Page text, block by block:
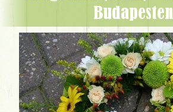
Budapesten